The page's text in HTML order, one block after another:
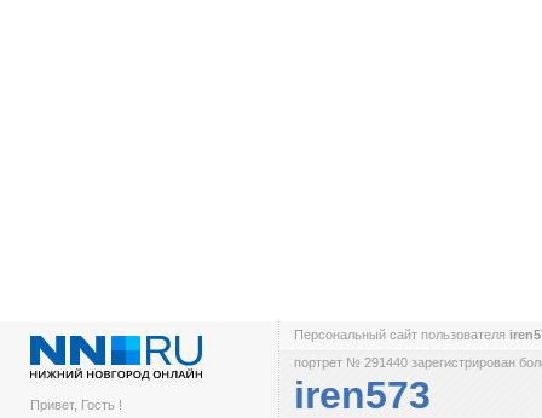
Привет, Гость !
Персональный сайт пользователя
портрет № 291440 зарегистрирован
iren573